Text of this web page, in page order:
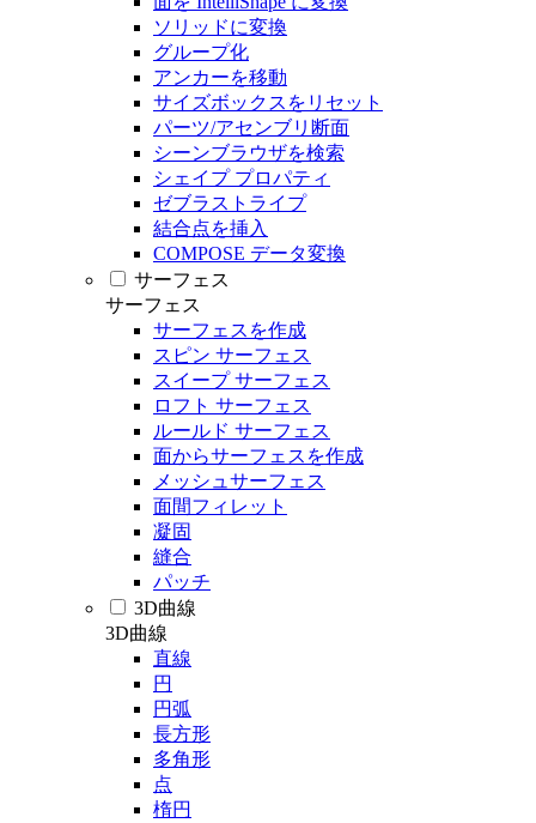
ソリッドに変換
グループ化
アンカーを移動
サイズボックスをリセット
パーツ/アセンブリ断面
シーンブラウザを検索
シェイプ プロパティ
ゼブラストライプ
結合点を挿入
COMPOSE データ変換
サーフェス
サーフェス
サーフェスを作成
スピン サーフェス
スイープ サーフェス
ロフト サーフェス
ルールド サーフェス
面からサーフェスを作成
メッシュサーフェス
面間フィレット
凝固
縫合
パッチ
3D曲線
3D曲線
直線
円
円弧
長方形
多角形
点
楕円